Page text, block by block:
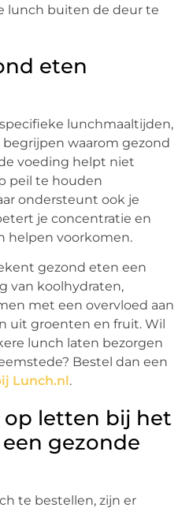
lunch buiten de deur te
eten
lunchmaaltijden,
waarom gezond
voeding helpt niet
peil te houden
ondersteunt ook je
je concentratie en
helpen voorkomen.
gezond eten een
van koolhydraten,
met een overvloed aan
uit groenten en fruit. Wil
lunch laten bezorgen
Bestel dan een
Lunch.nl .
op letten bij het
gezonde
te bestellen, zijn er